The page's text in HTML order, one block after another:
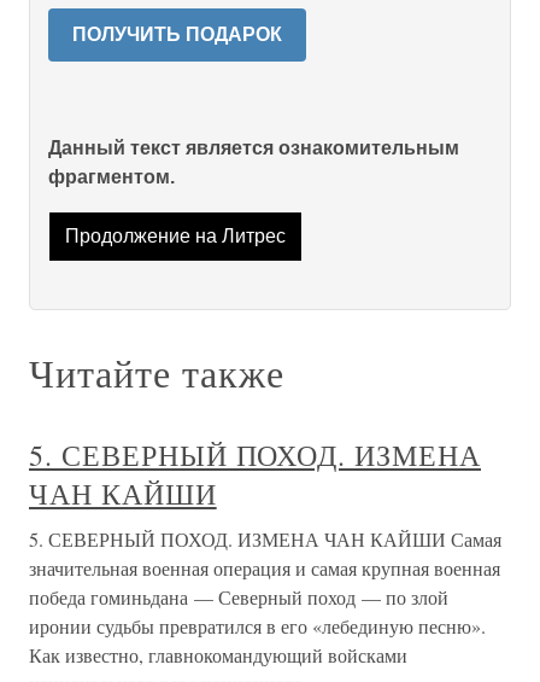
ПОЛУЧИТЬ ПОДАРОК
Данный текст является ознакомительным
фрагментом.
Продолжение на Литрес
Читайте также
5. СЕВЕРНЫЙ ПОХОД. ИЗМЕНА
ЧАН КАЙШИ
5. СЕВЕРНЫЙ ПОХОД. ИЗМЕНА ЧАН КАЙШИ Самая
значительная военная операция и самая крупная военная
победа гоминьдана — Северный поход — по злой
иронии судьбы превратился в его «лебединую песню».
Как известно, главнокомандующий войсками